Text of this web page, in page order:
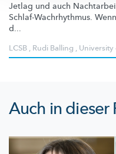
Jetlag und auch
Schlaf-Wachrhythmus.
d...
LCSB , Rudi Balling ,
Auch in dieser